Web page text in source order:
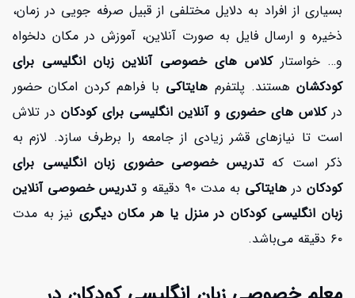
بسیاری از افراد به دلایل مختلفی از قبیل صرفه جویی در زمان،
ذخیره و ارسال فایل به صورت آنلاین، آموزش در مکان دلخواه
و… خواستار کلاس های خصوصی آنلاین زبان انگلیسی برای
کودکشان هستند. پلتفرم هایتاکی با فراهم کردن امکان حضور
درکلاس های حضوری و آنلاین انگلیسی برای کودکان در تلاش
است تا نیازهای قشر زیادی از جامعه را برطرف سازد. لازم به
ذکر است کهتدریس خصوصی حضوری زبان انگلیسی برای
کودکان در هایتاکی به مدت ۹۰ دقیقه و
تدریس خصوصی آنلاین
زبان انگلیسی کودکان در منزل یا هر مکان دیگری نیز به مدت
۶۰ دقیقه می‌باشد.